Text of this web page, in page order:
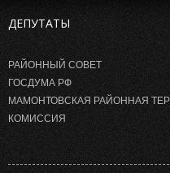
ДЕПУТАТЫ
РАЙОННЫЙ СОВЕТ
ГОСДУМА РФ
МАМОНТОВСКАЯ РАЙОННАЯ
КОМИССИЯ